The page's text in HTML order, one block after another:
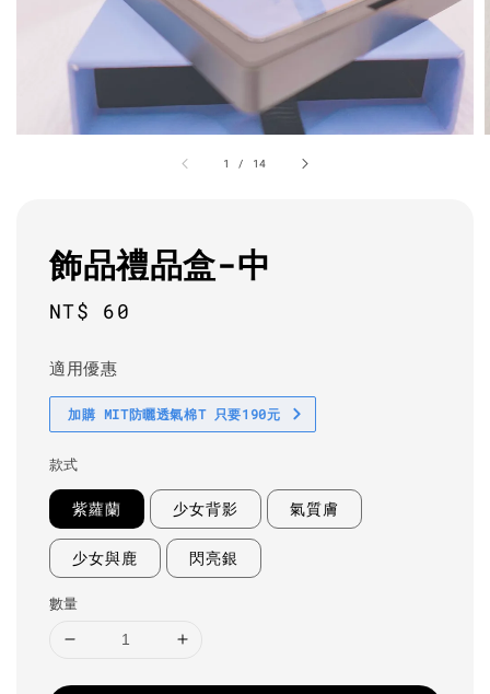
1 / 14
飾品禮品盒-中
Regular
NT$ 60
適用優惠
加購 MIT防曬透氣棉T 只要190元
款式
紫蘿蘭 少女背影 氣質膚
少女與鹿 閃亮銀
數量